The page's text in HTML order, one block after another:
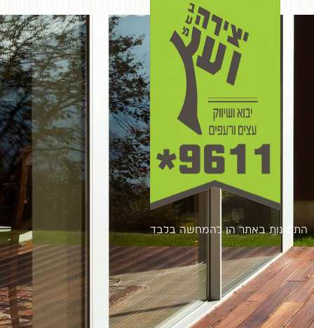
התמונות באתר הן להמחשה בלבד